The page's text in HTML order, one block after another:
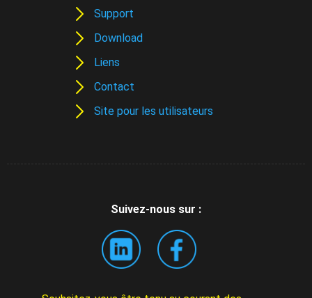
Support
Download
Liens
Contact
Site pour les utilisateurs
Suivez-nous sur :